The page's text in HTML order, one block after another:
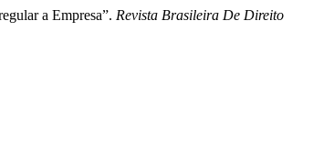
a Empresa”. Revista Brasileira De Direito